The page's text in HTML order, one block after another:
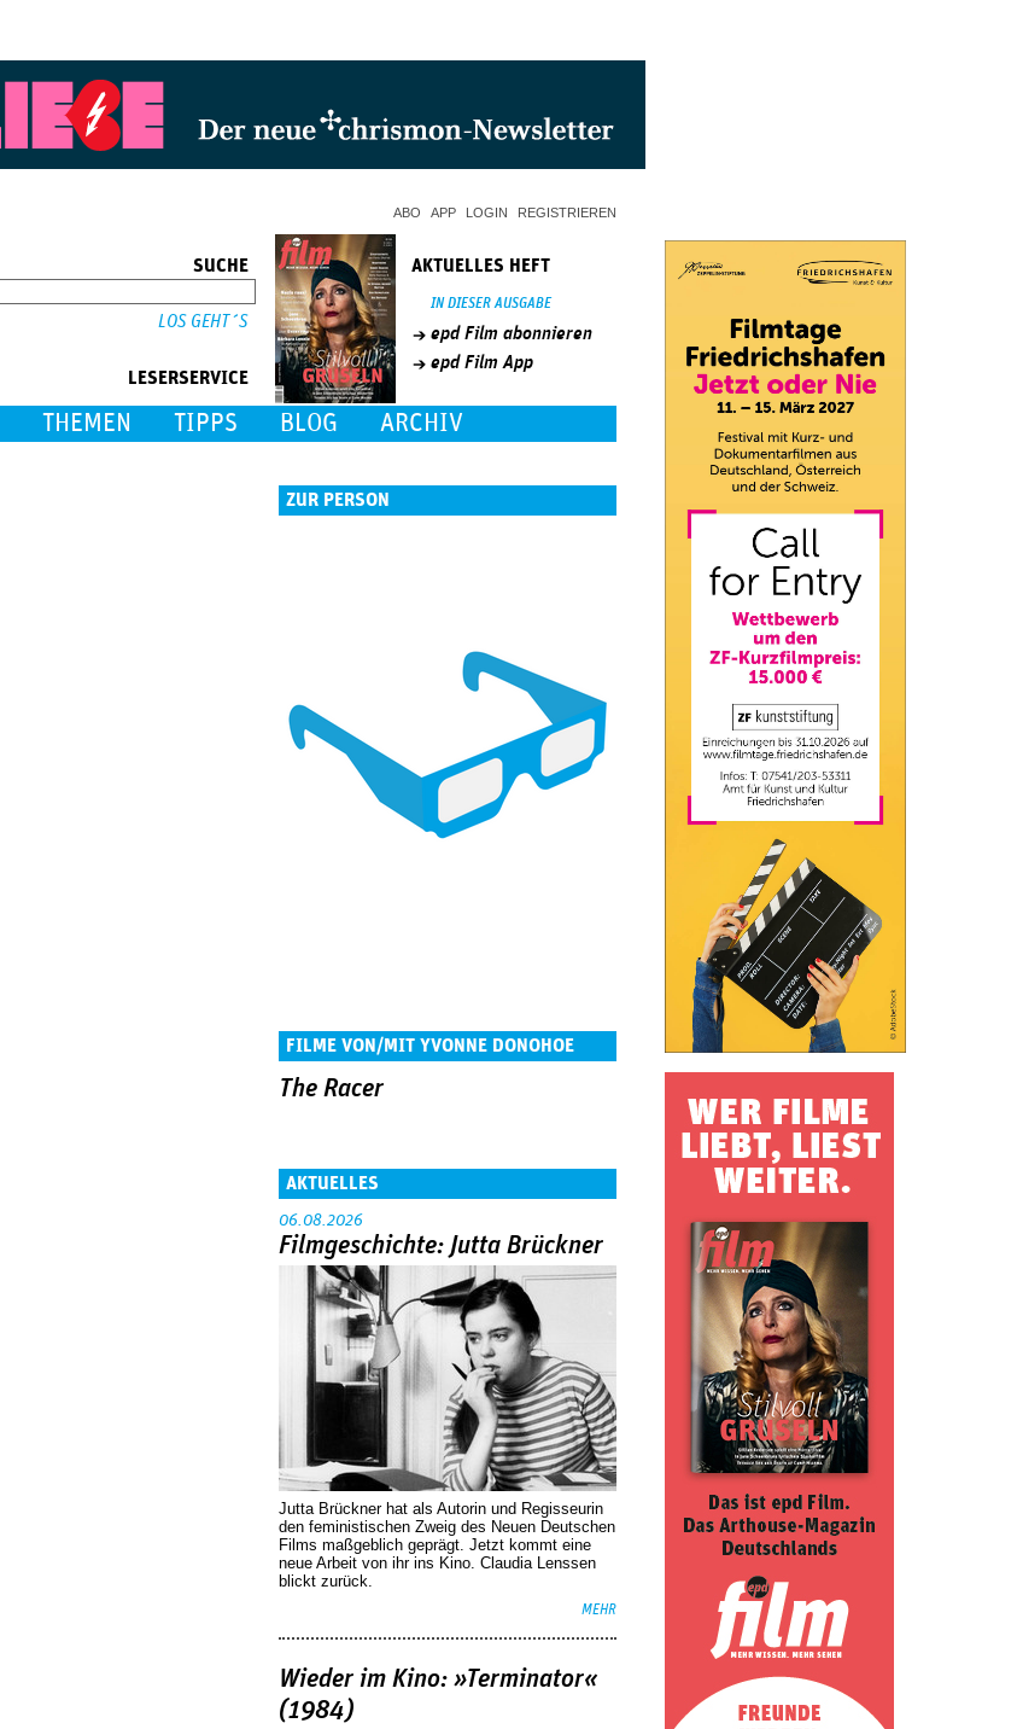
ABO APP LOGIN REGISTRIEREN
SUCHE
LESERSERVICE
AKTUELLES HEFT
IN DIESER AUSGABE
epd Film abonnieren
epd Film App
THEMEN TIPPS BLOG ARCHIV
ZUR PERSON
FILME VON/MIT YVONNE DONOHOE
The Racer
AKTUELLES
06.08.2026
Filmgeschichte: Jutta Brückner
Jutta Brückner hat als Autorin und Regisseurin
den feministischen Zweig des Neuen Deutschen
Films maßgeblich geprägt. Jetzt kommt eine
neue Arbeit von ihr ins Kino. Claudia Lenssen
blickt zurück.
MEHR
Wieder im Kino: »Terminator«
(1984)